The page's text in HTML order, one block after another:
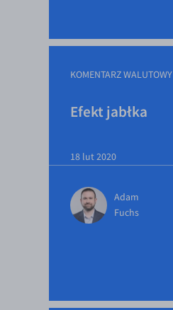
EUR/SGD
GBP/CHF
KOMENTARZ WALUTOWY
Efekt jabłka
18 lut 2020
Adam
Fuchs